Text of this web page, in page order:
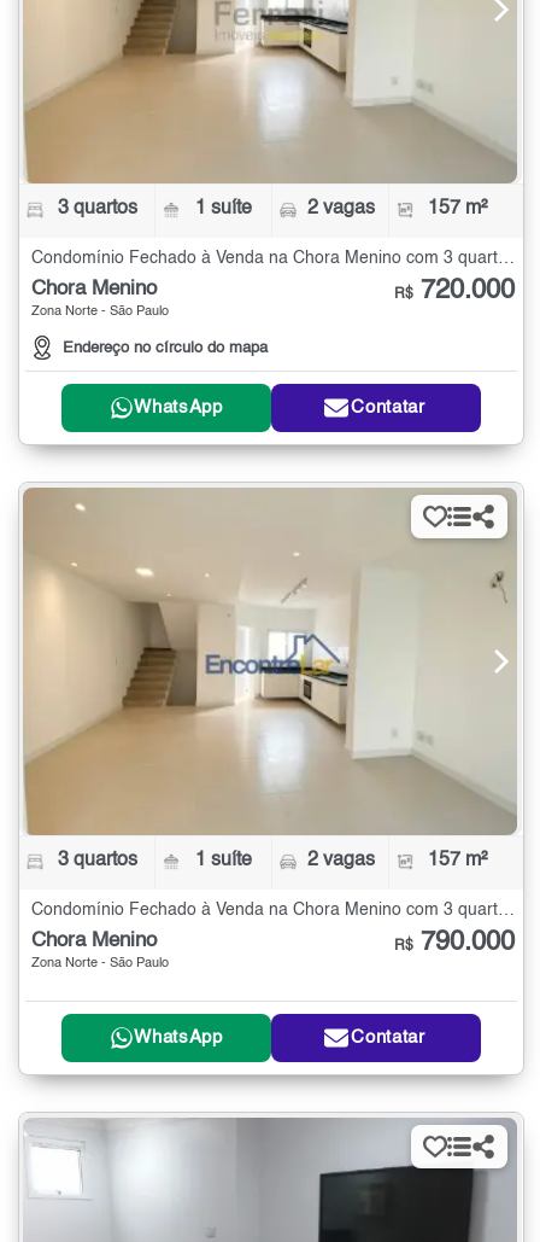
3 quartos 1 suíte 2 vagas 157 m²
Condomínio Fechado à Venda na Chora Menino com 3 quartos - 157 m²
Chora Menino
Zona Norte - São Paulo
Endereço no círculo do mapa
R$ 720.000
WhatsApp Contatar
3 quartos 1 suíte 2 vagas 157 m²
Chora Menino
Zona Norte - São Paulo
R$ 790.000
WhatsApp Contatar